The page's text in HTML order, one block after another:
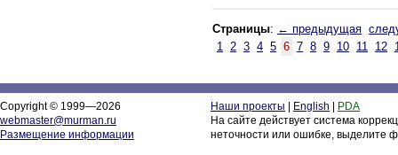
Страницы: ← предыдущая
1 2 3 4 5 6 7 8 9 10 11 12
Copyright © 1999—2026
webmaster@murman.ru
Размещение информации
Наши проекты English
PDA
На сайте действует система
неточности или ошибке, выделите